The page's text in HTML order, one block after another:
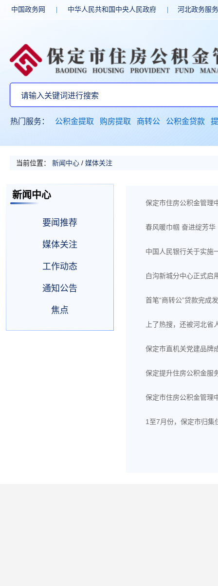
中国政务网 中华人民共和国中央人民政府 河北政务服
热门服务： 公积金提取 购房提取 商转公 公积金贷款
当前位置： 新闻中心 / 媒体关注
新闻中心
要闻推荐
媒体关注
工作动态
通知公告
焦点
保定市住房公积金管理
春风暖巾帼 奋进绽芳华
中国人民银行关于实施
白沟新城分中心正式启
首笔“商转公”贷款完成
上了热搜，还被河北省
保定市直机关党建品牌
保定提升住房公积金服
保定市住房公积金管理
1至7月份，保定市归集